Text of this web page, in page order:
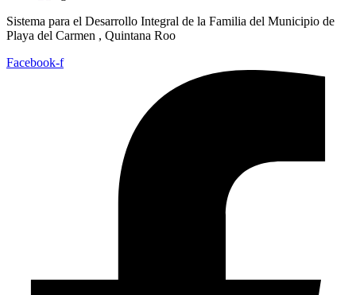
Sistema para el Desarrollo Integral de la Familia del Municipio de
Playa del Carmen , Quintana Roo
Facebook-f